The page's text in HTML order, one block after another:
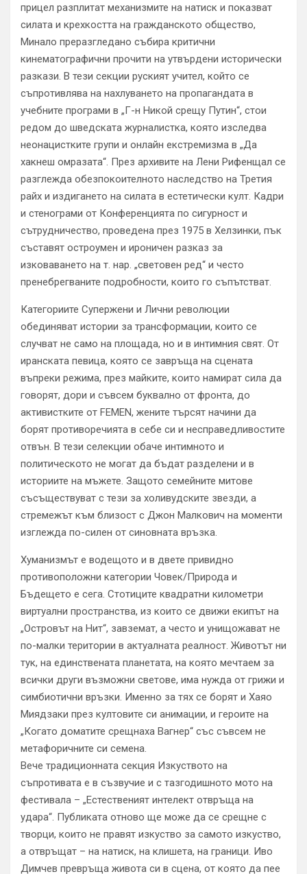
прицел разплитат механизмите на натиск и показват
силата и крехкостта на гражданското общество,
Минало преразгледано събира критични
кинематографични прочити на утвърдени исторически
разкази. В тези секции руският учител, който се
съпротивлява на нахлуването на пропагандата в
учебните програми в „Г-н Никой срещу Путин“, стои
редом до шведската журналистка, която изследва
неонацистките групи и онлайн екстремизма в „Да
хакнеш омразата“. През архивите на Лени Рифенщал се
разглежда обезпокоителното наследство на Третия
райх и издигането на силата в естетически култ. Кадри
и стенограми от Конференцията по сигурност и
сътрудничество, проведена през 1975 в Хелзинки, пък
съставят остроумен и ироничен разказ за
изковаването на т. нар. „световен ред“ и често
пренебрегваните подробности, които го съпътстват.
Категориите Супержени и Лични революции
обединяват истории за трансформации, които се
случват не само на площада, но и в интимния свят. От
иранската певица, която се завръща на сцената
въпреки режима, през майките, които намират сила да
говорят, дори и съвсем буквално от фронта, до
активистките от FEMEN, жените търсят начини да
борят противоречията в себе си и несправедливостите
отвън. В тези селекции обаче интимното и
политическото не могат да бъдат разделени и в
историите на мъжете. Защото семейните митове
съсъществуват с тези за холивудските звезди, а
стремежът към близост с Джон Малкович на моменти
изглежда по-силен от синовната връзка.
Хуманизмът е водещото и в двете привидно
противоположни категории Човек/Природа и
Бъдещето е сега. Стотиците квадратни километри
виртуални пространства, из които се движи екипът на
„Островът на Нит“, завземат, а често и унищожават не
по-малки територии в актуалната реалност. Животът ни
тук, на единствената планетата, на която мечтаем за
всички други възможни светове, има нужда от грижи и
симбиотични връзки. Именно за тях се борят и Хаяо
Миядзаки през култовите си анимации, и героите на
„Когато доматите срещнаха Вагнер“ със съвсем не
метафоричните си семена.
Вече традиционната секция Изкуството на
съпротивата е в съзвучие и с тазгодишното мото на
фестивала – „Естественият интелект отвръща на
удара“. Публиката отново ще може да се срещне с
творци, които не правят изкуство за самото изкуство,
а отвръщат – на натиск, на клишета, на граници. Иво
Димчев превръща живота си в сцена, от която да пее